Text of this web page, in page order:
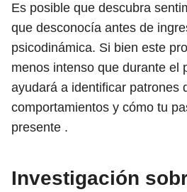
Es posible que descubra
que desconocía antes de
psicodinámica. Si bien este
menos intenso que durante el
ayudará a identificar patrones
comportamientos y cómo tu
presente .
Investigación